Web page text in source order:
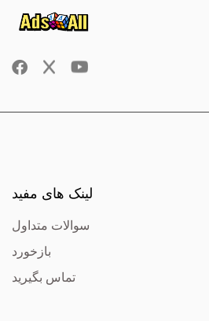
لینک های مفید
سوالات متداول
بازخورد
تماس بگیرید